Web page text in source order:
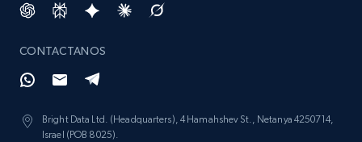
CONTACTANOS
Bright Data Ltd. (Headquarters), 4 Hamahshev St., Netanya 4250714,
Israel (POB 8025).